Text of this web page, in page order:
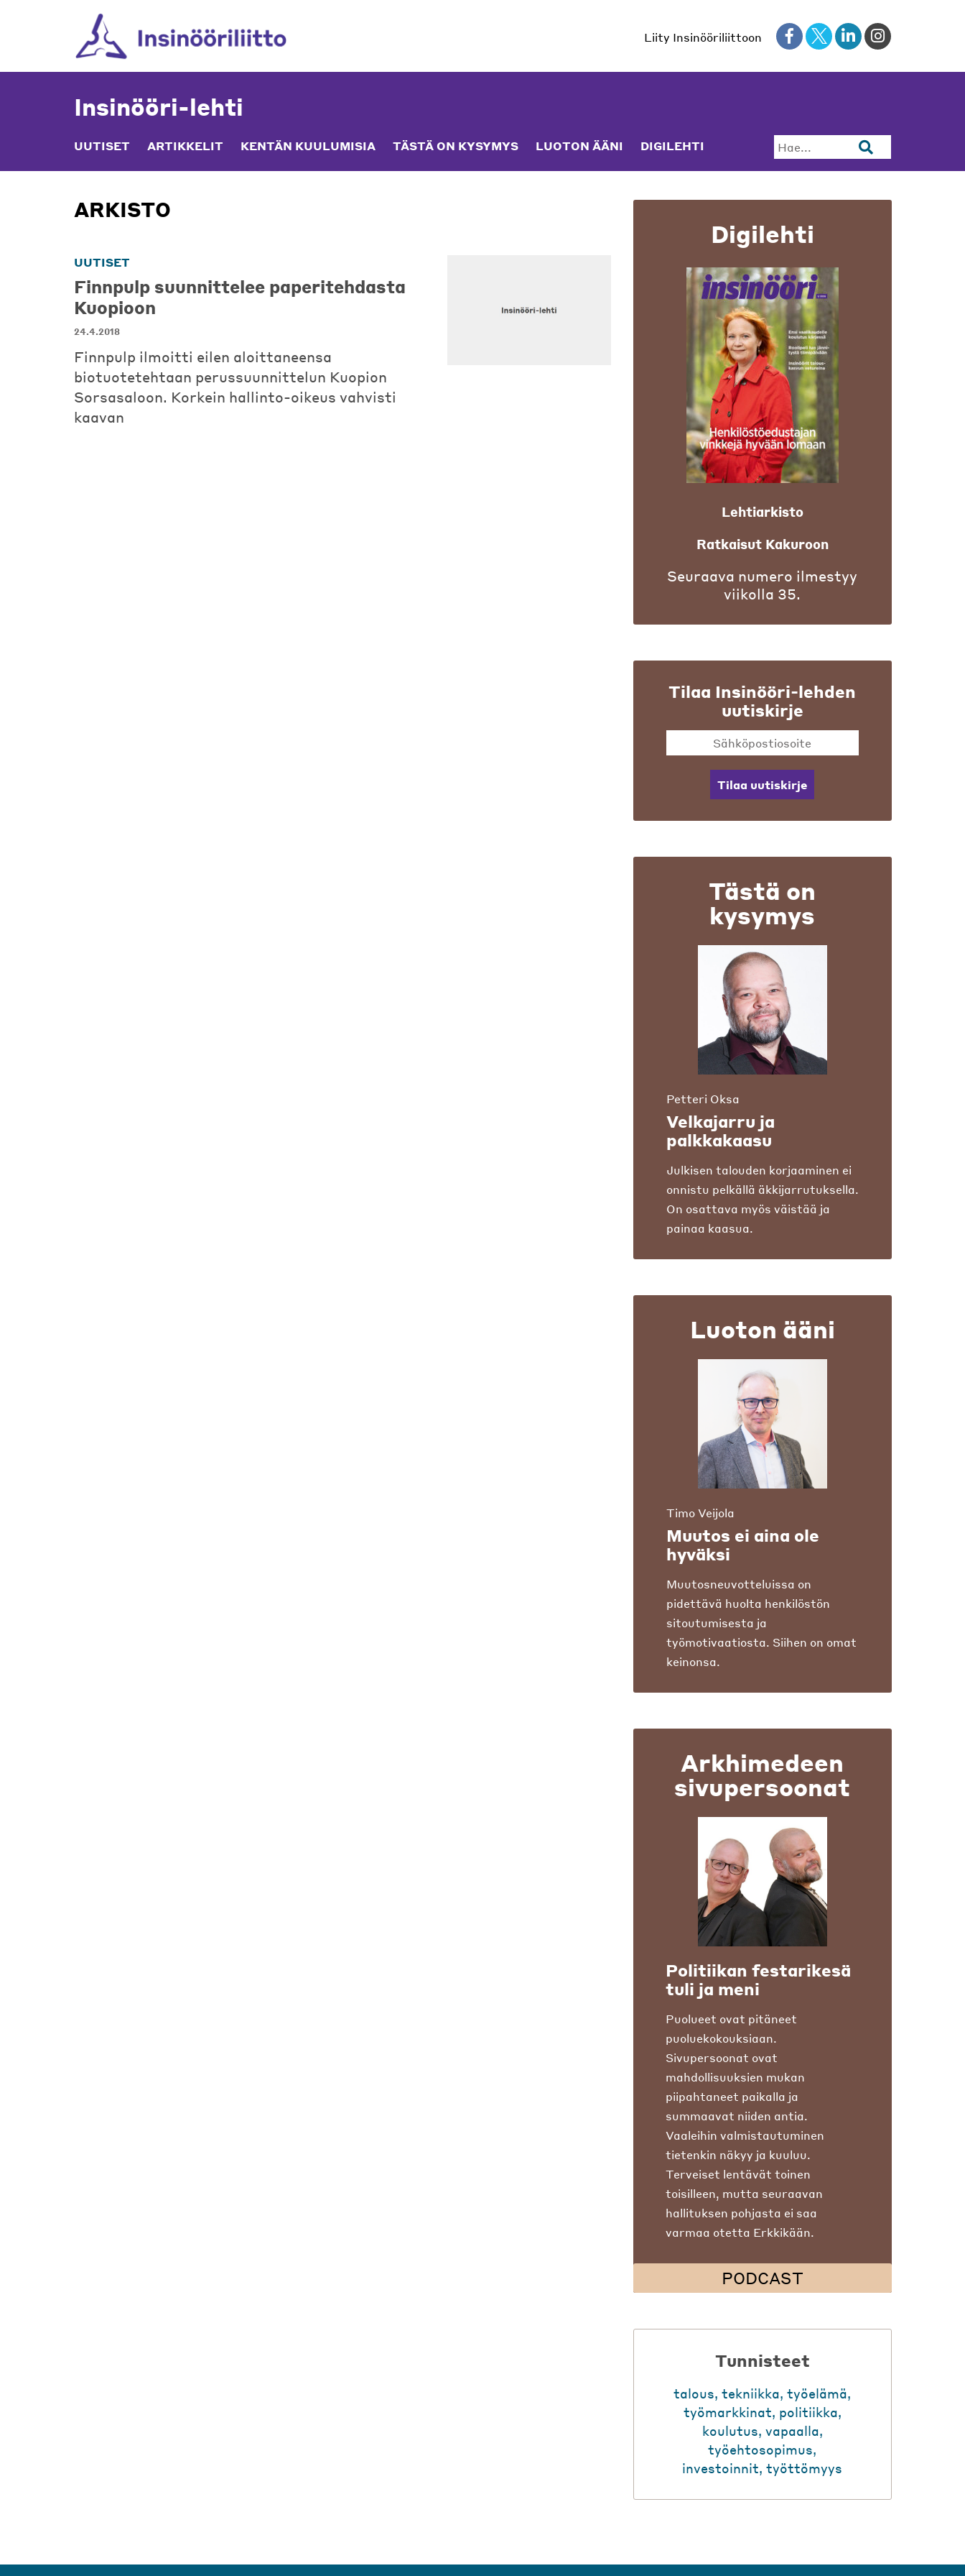
Liity Insinööriliittoon
Insinööri-lehti
UUTISET ARTIKKELIT KENTÄN KUULUMISIA TÄSTÄ ON KYSYMYS LUOTON ÄÄNI DIGILEHTI Hae...
ARKISTO
UUTISET
Finnpulp suunnittelee paperitehdasta
Kuopioon
24.4.2018
Finnpulp ilmoitti eilen aloittaneensa
biotuotetehtaan perussuunnittelun Kuopion
Sorsasaloon. Korkein hallinto-oikeus vahvisti
kaavan
Digilehti
Lehtiarkisto
Ratkaisut Kakuroon
Seuraava numero ilmestyy
viikolla 35.
Tilaa Insinööri-lehden
uutiskirje
Tilaa uutiskirje
Tästä on
kysymys
Petteri Oksa
Velkajarru ja
palkkakaasu
Julkisen talouden korjaaminen ei
onnistu pelkällä äkkijarrutuksella.
On osattava myös väistää ja
painaa kaasua.
Luoton ääni
Timo Veijola
Muutos ei aina ole
hyväksi
Muutosneuvotteluissa on
pidettävä huolta henkilöstön
sitoutumisesta ja
työmotivaatiosta. Siihen on omat
keinonsa.
Arkhimedeen
sivupersoonat
Politiikan festarikesä
tuli ja meni
Puolueet ovat pitäneet
puoluekokouksiaan.
Sivupersoonat ovat
mahdollisuuksien mukan
piipahtaneet paikalla ja
summaavat niiden antia.
Vaaleihin valmistautuminen
tietenkin näkyy ja kuuluu.
Terveiset lentävät toinen
toisilleen, mutta seuraavan
hallituksen pohjasta ei saa
varmaa otetta Erkkikään.
PODCAST
Tunnisteet
talous,tekniikka,työelämä,
työmarkkinat, politiikka,
koulutus, vapaalla,
työehtosopimus,
investoinnit,työttömyys